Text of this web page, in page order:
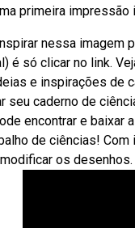
primeira impressão
nessa imagem
é só clicar no link.
e inspirações de
seu caderno de
encontrar e baixar
de ciências!
os desenhos.